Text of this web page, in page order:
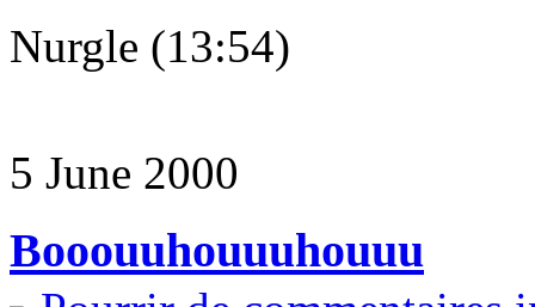
Nurgle (13:54)
5 June 2000
Booouuhouuuhouuu